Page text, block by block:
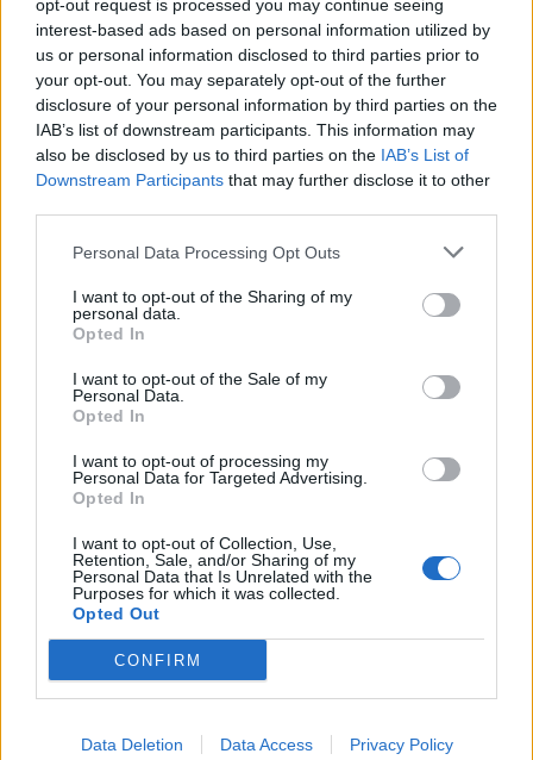
opt-out request is processed you may continue seeing
interest-based ads based on personal information utilized by
us or personal information disclosed to third parties prior to
your opt-out. You may separately opt-out of the further
disclosure of your personal information by third parties on the
IAB’s list of downstream participants. This information may
also be disclosed by us to third parties on the IAB’s List of
Downstream Participants that may further disclose it to other
Personal Data Processing Opt Outs
I want to opt-out of the Sharing of my
personal data.
Opted In
I want to opt-out of the Sale of my
Personal Data.
Opted In
I want to opt-out of processing my
Personal Data for Targeted Advertising.
Opted In
I want to opt-out of Collection, Use,
Retention, Sale, and/or Sharing of my
Personal Data that Is Unrelated with the
Purposes for which it was collected.
Opted Out
CONFIRM
Data Deletion Data Access Privacy Policy
LIFESTYLE
28.05.2026 22:20
PARAPOLITIKA NEWSROOM
Γωγώ Ματροκώστα: Συγκινεί το μήνυμα
της Άννας Βίσση στον Τραϊανό Δέλλα -
"Ακόμη και στην απουσία της, να τη
νιώθεις στο πλευρό σου" (Εικόνα)
PARAPOLITIKA NEWSROOM
Εγγραφή στο newsletter
Αποδέχομαι τους
και την πολιτική απορρήτου
X